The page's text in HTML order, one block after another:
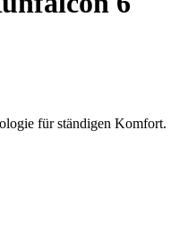
für ständigen Komfort.